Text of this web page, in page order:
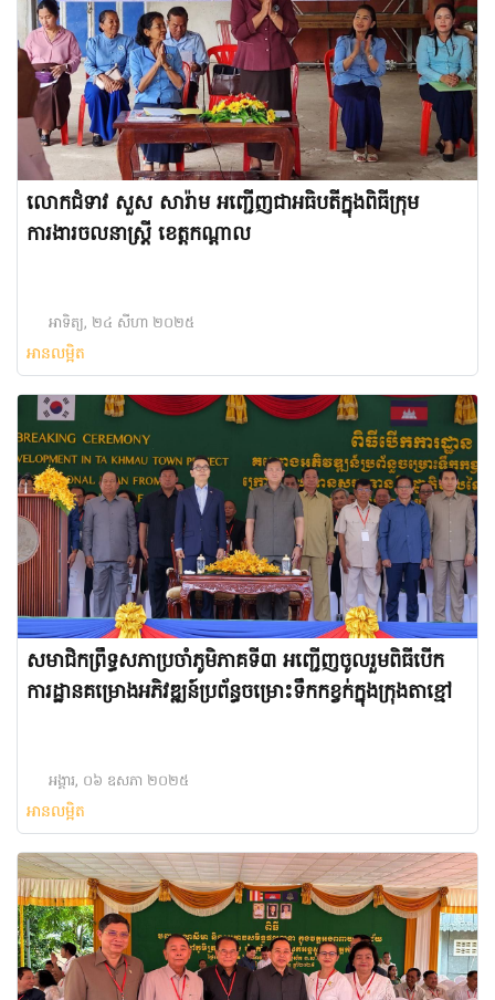
លោកជំទាវ សួស សារ៉ាម អញ្ជើញជាអធិបតីក្នុងពិធីក្រុម
ការងារចលនាស្រ្តី ខេត្តកណ្តាល
អាទិត្យ, ២៤ សីហា ២០២៥
អានលម្អិត
សមាជិកព្រឹទ្ធសភាប្រចាំភូមិភាគទី៣ អញ្ជើញចូលរួមពិធីបើក
ការដ្ឋានគម្រោងអភិវឌ្ឍន៍ប្រព័ន្ធចម្រោះទឹកកខ្វក់ក្នុងក្រុងតាខ្មៅ
អង្គារ, ០៦ ឧសភា ២០២៥
អានលម្អិត